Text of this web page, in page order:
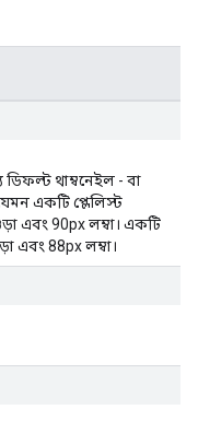
থাম্বনেইল - বা
একটি প্লেলিস্ট
এবং 90px লম্বা। একটি
এবং 88px লম্বা।